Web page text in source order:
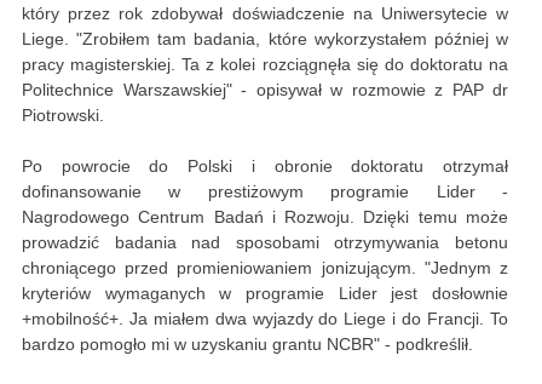
który przez rok zdobywał doświadczenie na Uniwersytecie w
Liege. "Zrobiłem tam badania, które wykorzystałem później w
pracy magisterskiej. Ta z kolei rozciągnęła się do doktoratu na
Politechnice Warszawskiej" - opisywał w rozmowie z PAP dr
Piotrowski.
Po powrocie do Polski i obronie doktoratu otrzymał
dofinansowanie w prestiżowym programie Lider -
Nagrodowego Centrum Badań i Rozwoju. Dzięki temu może
prowadzić badania nad sposobami otrzymywania betonu
chroniącego przed promieniowaniem jonizującym. "Jednym z
kryteriów wymaganych w programie Lider jest dosłownie
+mobilność+. Ja miałem dwa wyjazdy do Liege i do Francji. To
bardzo pomogło mi w uzyskaniu grantu NCBR" - podkreślił.